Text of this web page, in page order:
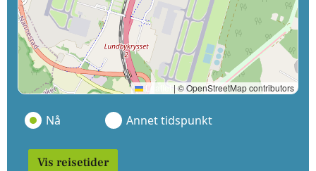
Leaflet | © OpenStreetMap contributors
Nå Annet tidspunkt
Vis reisetider